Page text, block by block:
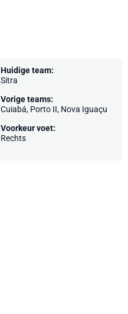
Huidige team:
Sitra
Vorige teams:
Cuiabá, Porto II, Nova Iguaçu
Voorkeur voet:
Rechts